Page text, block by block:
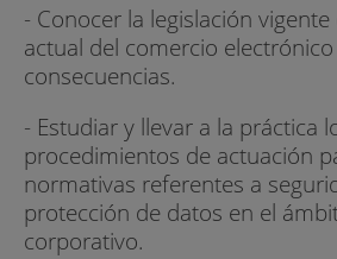
- Conocer la legislación
actual del comercio
consecuencias.
- Estudiar y llevar a la práctica
procedimientos de actuación
normativas referentes a
protección de datos en el
corporativo.